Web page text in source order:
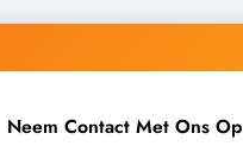
Neem Contact Met Ons Op